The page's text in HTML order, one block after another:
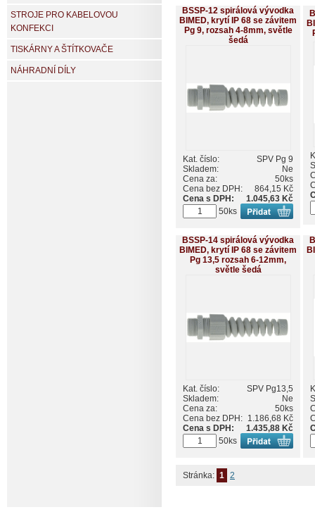
BSSP-12 spirálová vývodka
BIMED, krytí IP 68 se závitem
Pg 9, rozsah 4-8mm, světle
šedá
Kat. číslo:
SPV Pg 9
Skladem:
Ne
Cena za:
50ks
Cena bez DPH:
864,15 Kč
Cena s DPH:
1.045,63 Kč
50ks
BSSP-14 spirálová vývodka
BIMED, krytí IP 68 se závitem
Pg 13,5 rozsah 6-12mm,
světle šedá
Kat. číslo:
SPV Pg13,5
Skladem:
Ne
Cena za:
50ks
Cena bez DPH: 1.186,68 Kč
Cena s DPH:
1.435,88 Kč
50ks
Stránka: 1 2
STROJE PRO KABELOVOU
KONFEKCI
TISKÁRNY A ŠTÍTKOVAČE
NÁHRADNÍ DÍLY